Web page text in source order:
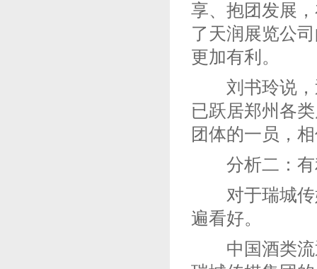
享、抱团发展
了天润展览公
更加有利。
刘书玲说，
已跃居郑州各
团体的一员，
分析二：有
对于瑞城传
遍看好。
中国酒类流